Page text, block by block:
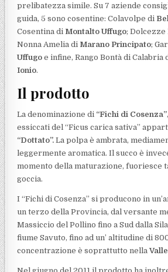
prelibatezza simile. Su 7 aziende
guida, 5 sono cosentine: Colavolpe di
Cosentina di Montalto Uffugo;
Nonna Amelia di Marano Principato;
Uffugo e infine, Rango Bontà di Calabria
Ionio.
Il prodotto
La denominazione di “Fichi di Cosenza”
essiccati del “Ficus carica sativa”
“Dottato”.La polpa è ambrata,
leggermente aromatica. Il succo è
momento della maturazione, fuoriesce
goccia.
I “Fichi di Cosenza” si producono in
un terzo della Provincia, dal versante
Massiccio del Pollino fino a Sud dalla
fiume Savuto, fino ad un’ altitudine di
concentrazione è soprattutto nella